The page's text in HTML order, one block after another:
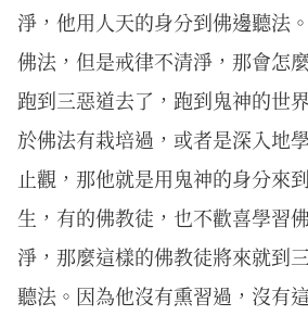
淨，他用人天的身分到佛邊聽法
佛法，但是戒律不清淨，那會怎
跑到三惡道去了，跑到鬼神的世
於佛法有栽培過，或者是深入地
止觀，那他就是用鬼神的身分來
生，有的佛教徒，也不歡喜學習
淨，那麼這樣的佛教徒將來就到
聽法。因為他沒有熏習過，沒有